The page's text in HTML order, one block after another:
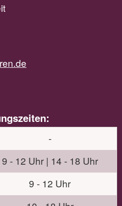
-
9 - 12 Uhr | 14 - 18 Uhr
9 - 12 Uhr